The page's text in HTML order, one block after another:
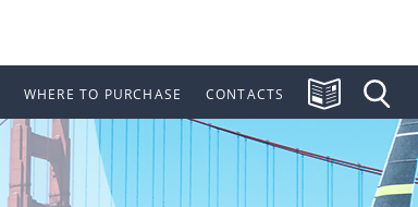
WHERE TO PURCHASE CONTACTS